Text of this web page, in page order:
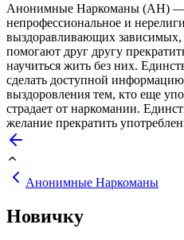
Анонимные Наркоманы (АН) —
непрофессиональное и
выздоравливающих зависимых,
помогают друг другу
научиться жить без них.
сделать доступной
выздоровления тем, кто еще
страдает от наркомании.
желание прекратить
Анонимные Наркоманы
Новичку